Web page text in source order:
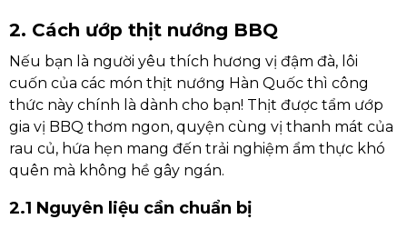
2. Cách ướp thịt nướng BBQ
Nếu bạn là người yêu thích hương vị đậm đà, lôi
cuốn của các món thịt nướng Hàn Quốc thì công
thức này chính là dành cho bạn! Thịt được tẩm ướp
gia vị BBQ thơm ngon, quyện cùng vị thanh mát của
rau củ, hứa hẹn mang đến trải nghiệm ẩm thực khó
quên mà không hề gây ngán.
2.1 Nguyên liệu cần chuẩn bị